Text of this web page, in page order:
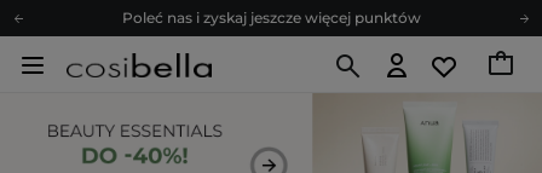
Poleć nas i zyskaj jeszcze więcej punktów
Zapisz się na newsletter pełen porad
Z nami to możliwe! Realizacja zamówienia do 24h.
Poleć nas i zyskaj jeszcze więcej punktów